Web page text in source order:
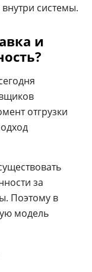
системы.
и
отгрузки
за
Поэтому в
модель